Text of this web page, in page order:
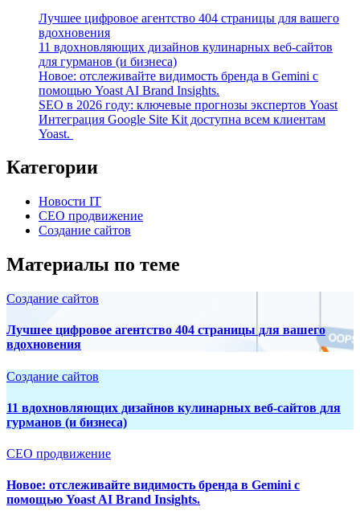
Лучшее цифровое агентство 404 страницы для вашего
вдохновения
11 вдохновляющих дизайнов кулинарных веб-сайтов
для гурманов (и бизнеса)
Новое: отслеживайте видимость бренда в Gemini с
помощью Yoast AI Brand Insights.
SEO в 2026 году: ключевые прогнозы экспертов Yoast
Интеграция Google Site Kit доступна всем клиентам
Yoast.
Категории
Новости IT
СЕО продвижение
Создание сайтов
Материалы по теме
Создание сайтов
Лучшее цифровое агентство 404 страницы для вашего
вдохновения
Создание сайтов
11 вдохновляющих дизайнов кулинарных веб-сайтов для
гурманов (и бизнеса)
СЕО продвижение
Новое: отслеживайте видимость бренда в Gemini с
помощью Yoast AI Brand Insights.